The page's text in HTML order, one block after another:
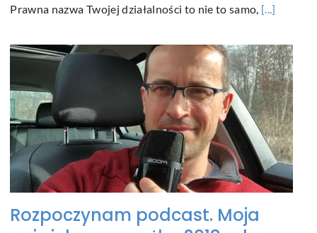
Prawna nazwa Twojej działalności to nie to samo, [...]
Rozpoczynam podcast. Moja